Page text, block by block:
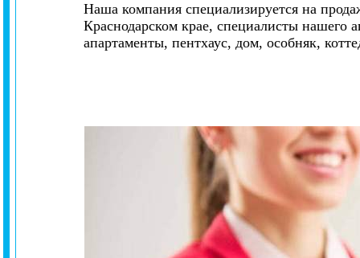
Наша компания специализируется на
Краснодарском крае, специалисты нашего
апартаменты, пентхаус, дом, особняк,